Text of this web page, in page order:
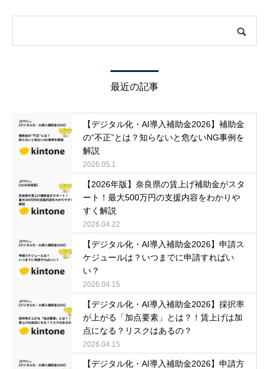
最近の記事
【デジタル化・AI導入補助金2026】補助金
の“不正”とは？知らないと危ないNG事例を
解説
2026.05.1
【2026年版】奈良県の賃上げ補助金がスタ
ート！最大500万円の支援内容をわかりや
すく解説
2026.04.22
【デジタル化・AI導入補助金2026】申請ス
ケジュールは？いつまでに申請すればい
い？
2026.04.15
【デジタル化・AI導入補助金2026】採択率
が上がる「加点要素」とは？！賃上げは加
点になる？リスクはあるの？
2026.04.15
【デジタル化・AI導入補助金2026】申請方